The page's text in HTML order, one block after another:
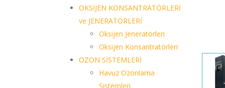
OKSİJEN KONSANTRATÖRLERİ
ve JENERATÖRLERİ
Oksijen Jeneratörleri
Oksijen Konsantratörleri
OZON SİSTEMLERİ
Havuz Ozonlama
Sistemleri